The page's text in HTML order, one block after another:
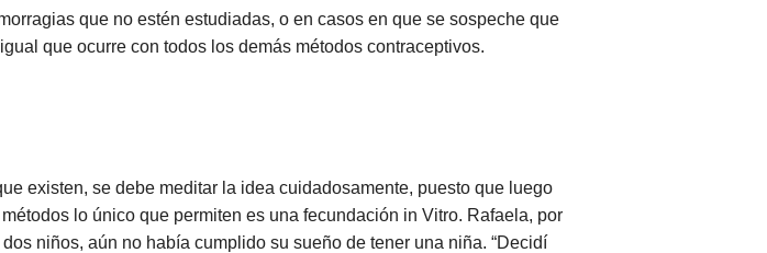
que no estén estudiadas, o en casos en que se sospeche que
que ocurre con todos los demás métodos contraceptivos.
existen, se debe meditar la idea cuidadosamente, puesto que luego
lo único que permiten es una fecundación in Vitro. Rafaela, por
niños, aún no había cumplido su sueño de tener una niña. “Decidí